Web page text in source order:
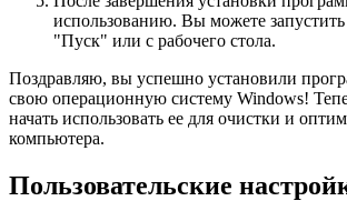
использованию. Вы можете
"Пуск" или с рабочего стола.
Поздравляю, вы успешно установили
свою операционную систему Windows!
начать использовать ее для очистки и
компьютера.
Пользовательские